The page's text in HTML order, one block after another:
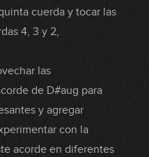
cuerda y tocar las
4, 3 y 2,
las
de D#aug para
y agregar
con la
acorde en diferentes